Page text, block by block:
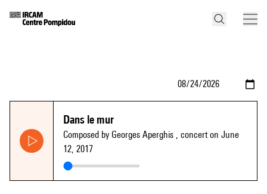
Dans le mur
Composed by Georges Aperghis , concert on June
12, 2017